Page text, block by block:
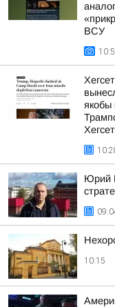
ВСУ
Юрий
10:15